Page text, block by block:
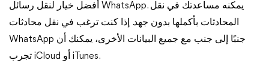
أفضل خيار لنقل رسائل WhatsApp. يمكنه مساعدتك في نقل
المحادثات بأكملها بدون جهد. إذا كنت ترغب في نقل محادثات
WhatsApp جنبًا إلى جنب مع جميع البيانات الأخرى، يمكنك أن
تجرب iCloud أو iTunes.